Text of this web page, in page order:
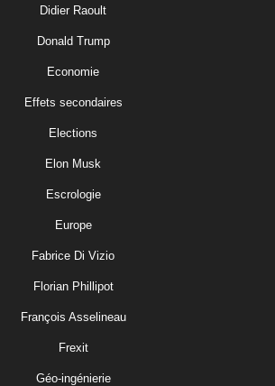
Didier Raoult
Donald Trump
Economie
Effets secondaires
Elections
Elon Musk
Escrologie
Europe
Fabrice Di Vizio
Florian Phillipot
François Asselineau
Frexit
Géo-ingénierie